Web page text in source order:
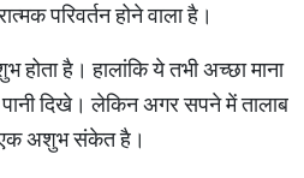
परिवर्तन होने वाला है।
होता है। हालांकि ये तभी अच्छा माना
दिखे। लेकिन अगर सपने में तालाब
एक अशुभ संकेत है।